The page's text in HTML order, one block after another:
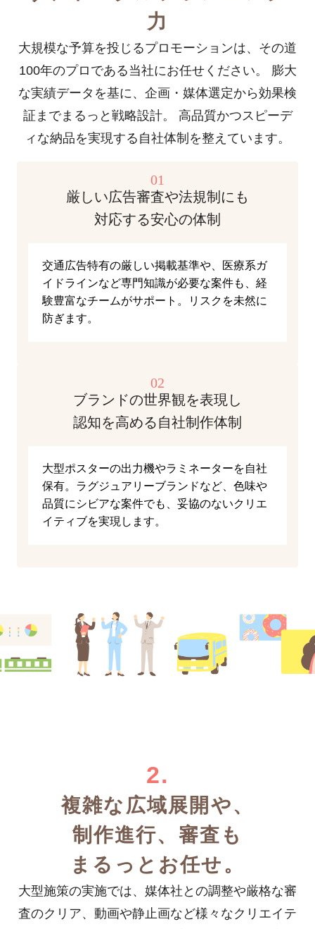
力
大規模な予算を投じるプロモーションは、 その道
100年のプロである当社にお任せください。
膨大
な実績データを基に、企画・媒体選定から効果検
証までまるっと戦略設計。
高品質かつスピーデ
ィな納品を実現する自社体制を整えています。
01
厳しい広告審査や法規制にも
対応する安心の体制
交通広告特有の厳しい掲載基準や、医療系ガ
イドラインなど専門知識が必要な案件も、経
験豊富なチームがサポート。リスクを未然に
防ぎます。
02
ブランドの世界観を表現し
認知を高める自社制作体制
大型ポスターの出力機やラミネーターを自社
保有。ラグジュアリーブランドなど、色味や
品質にシビアな案件でも、妥協のないクリエ
イティブを実現します。
2.
複雑な広域展開や、
制作進行、 審査も
まるっとお任せ。
大型施策の実施では、媒体社との調整や厳格な審
査のクリア、動画や静止画など様々なクリエイテ